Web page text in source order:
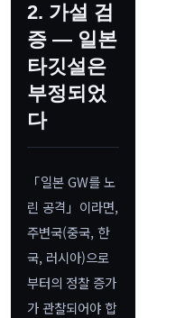
2. 가설 검
증 — 일본
타깃설은
부정되었
다
「일본 GW를 노
린 공격」이라면,
주변국(중국, 한
국, 러시아)으로
부터의 정찰 증가
가 관찰되어야 합